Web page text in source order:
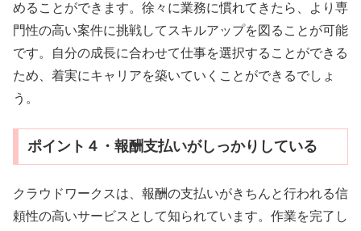
めることができます。徐々に業務に慣れてきたら、より専
門性の高い案件に挑戦してスキルアップを図ることが可能
です。自分の成長に合わせて仕事を選択することができる
ため、着実にキャリアを築いていくことができるでしょ
う。
ポイント４・報酬支払いがしっかりしている
クラウドワークスは、報酬の支払いがきちんと行われる信
頼性の高いサービスとして知られています。作業を完了し